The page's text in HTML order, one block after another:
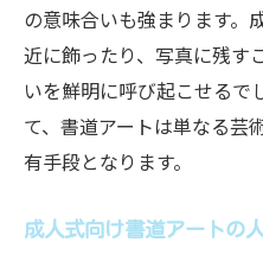
の意味合いも強まります。
近に飾ったり、写真に残す
いを鮮明に呼び起こせるで
て、書道アートは単なる芸
有手段となります。
成人式向け書道アートの